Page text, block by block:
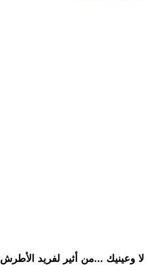
لا وعينيك ...من أثير لفريد الأطرش